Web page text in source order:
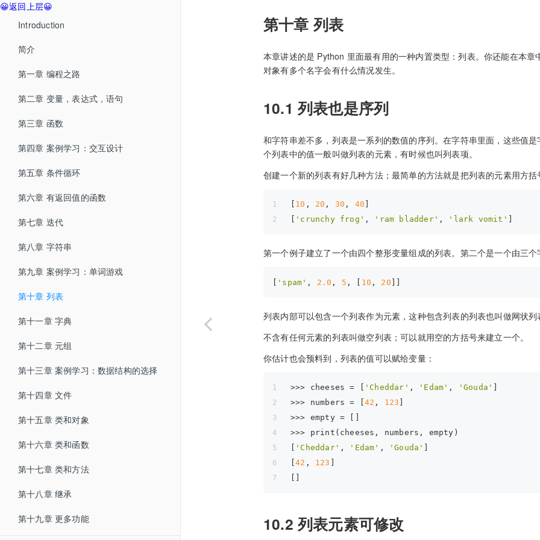
😀返回上层😀
Introduction
简介
第一章 编程之路
第二章 变量，表达式，语句
第三章 函数
第四章 案例学习：交互设计
第五章 条件循环
第六章 有返回值的函数
第七章 迭代
第八章 字符串
第九章 案例学习：单词游戏
第十章 列表
第十一章 字典
第十二章 元组
第十三章 案例学习：数据结构的选择
第十四章 文件
第十五章 类和对象
第十六章 类和函数
第十七章 类和方法
第十八章 继承
第十九章 更多功能
第十章 列表
本章讲述的是 Python 里面最有用的一种内置类型：列表。你还能在本
对象有多个名字会有什么情况发生。
10.1 列表也是序列
和字符串差不多，列表是一系列的数值的序列。在字符串里面，这些值
个列表中的值一般叫做列表的元素，有时候也叫列表项。
创建一个新的列表有好几种方法；最简单的方法就是把列表的元素用方
10 , 20 , 30 , 40
'crunchy frog' , 'ram bladder' , 'lark vomit'
第一个例子建立了一个由四个整形变量组成的列表。第二个是一个由三
'spam' , 2.0 , 5 , [ 10 , 20
列表内部可以包含一个列表作为元素，这种包含列表的列表也叫做网状列
不含有任何元素的列表叫做空列表；可以就用空的方括号来建立一个。
你估计也会预料到，列表的值可以赋给变量：
>>> cheeses = [ 'Cheddar' , 'Edam' , 'Gouda'
>>> numbers = [42 , 123
>>> empty = []
>>> print(cheeses, numbers, empty)
'Cheddar' , 'Edam' , 'Gouda'
[42 , 123
10.2 列表元素可修改